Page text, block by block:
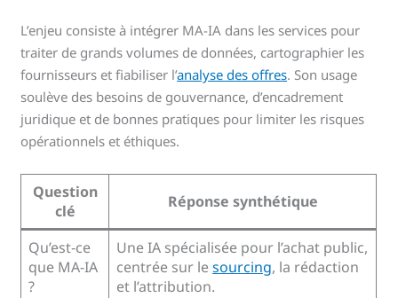
L’enjeu consiste à intégrer MA-IA dans les services pour
traiter de grands volumes de données, cartographier les
fournisseurs et fiabiliser l’analyse des offres. Son usage
soulève des besoins de gouvernance, d’encadrement
juridique et de bonnes pratiques pour limiter les risques
opérationnels et éthiques.
Question
clé
Réponse synthétique
Qu’est‑ce
que MA-IA
?
Une IA spécialisée pour l’achat public,
centrée sur lesourcing, la rédaction
et l’attribution.